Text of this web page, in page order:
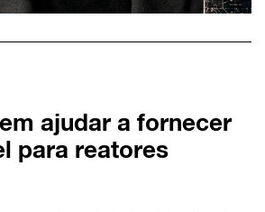
ajudar a fornecer
para reatores